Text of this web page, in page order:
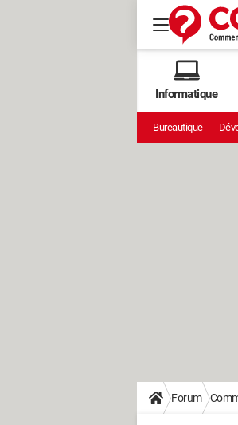
Informatique
Bureautique
Forum